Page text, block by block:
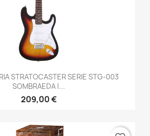
STRATOCASTER SERIE STG-003
SOMBRAEDA |...
209,00 €